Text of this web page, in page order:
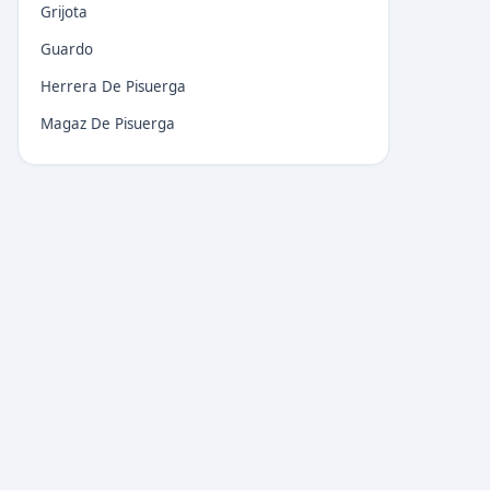
Grijota
Guardo
Herrera De Pisuerga
Magaz De Pisuerga